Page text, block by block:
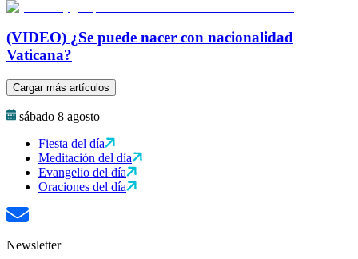
(VIDEO) ¿Se puede nacer con nacionalidad
Vaticana?
Cargar más artículos
sábado 8 agosto
Fiesta del día
Meditación del día
Evangelio del día
Oraciones del día
Newsletter